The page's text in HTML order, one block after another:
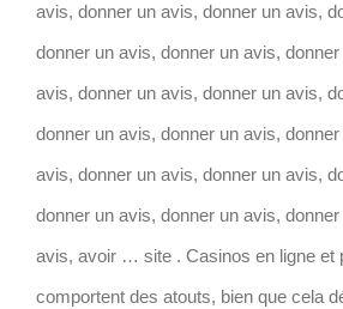
avis, donner un avis, donner un avis,
donner un avis, donner un avis,
avis, donner un avis, donner un avis,
donner un avis, donner un avis,
avis, donner un avis, donner un avis,
donner un avis, donner un avis,
avis, avoir … site . Casinos en ligne et
comportent des atouts, bien que cela